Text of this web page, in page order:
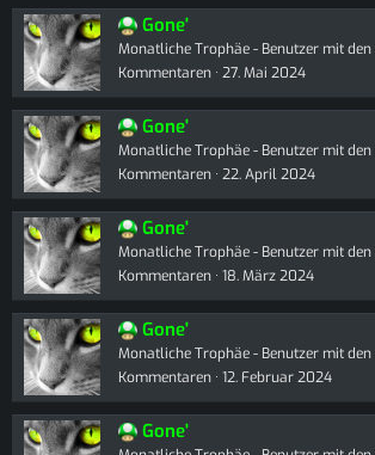
Gone'
Monatliche Trophäe - Benutzer mit
Kommentaren 27. Mai 2024
Gone'
Monatliche Trophäe - Benutzer mit
Kommentaren 22. April 2024
Gone'
Monatliche Trophäe - Benutzer mit
Kommentaren 18. März 2024
Gone'
Monatliche Trophäe - Benutzer mit
Kommentaren 12. Februar 2024
Gone'